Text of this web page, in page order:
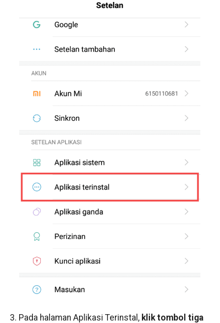
3. Pada halaman Aplikasi Terinstal, klik tombol tiga